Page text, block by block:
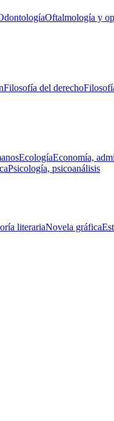
Oftalmología y
Filosofía del derecho
EcologíaEconomía,
Psicología, psicoanálisis
literariaNovela gráfica